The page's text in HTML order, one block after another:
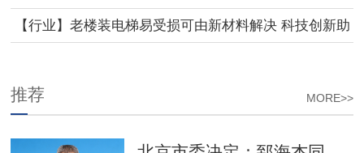
回报率高
【行业】老楼装电梯易受损可由新材料解决 科技创新助
MORE>>
推荐